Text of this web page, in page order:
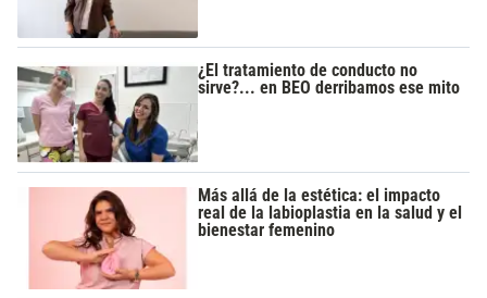
¿El tratamiento de conducto no
sirve?... en BEO derribamos ese mito
Más allá de la estética: el impacto
real de la labioplastia en la salud y el
bienestar femenino